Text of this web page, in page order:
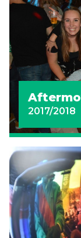
2017/2018